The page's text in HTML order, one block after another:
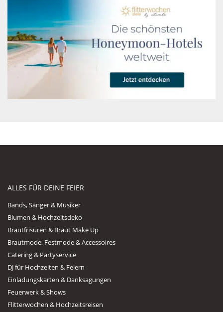
ALLES FÜR DEINE FEIER
Bands, Sänger & Musiker
Blumen & Hochzeitsdeko
Brautfrisuren & Braut Make Up
Brautmode, Festmode & Accessoires
Catering & Partyservice
DJ für Hochzeiten & Feiern
Einladungskarten & Danksagungen
Feuerwerk & Shows
Flitterwochen & Hochzeitsreisen